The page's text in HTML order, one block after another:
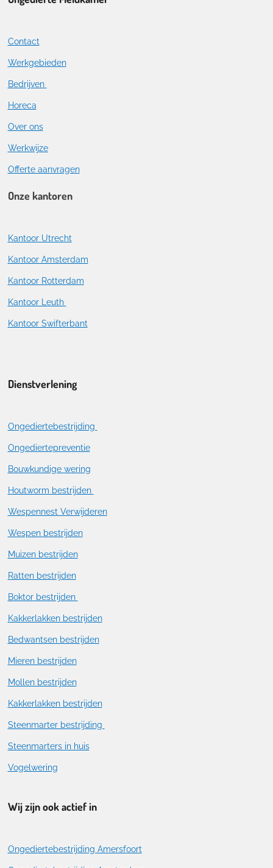
Contact
Werkgebieden
Bedrijven
Horeca
Over ons
Werkwijze
Offerte aanvragen
Onze kantoren
Kantoor Utrecht
Kantoor Amsterdam
Kantoor Rotterdam
Kantoor Leuth
Kantoor Swifterbant
Dienstverlening
Ongediertebestrijding
Ongediertepreventie
Bouwkundige wering
Houtworm bestrijden
Wespennest Verwijderen
Wespen bestrijden
Muizen bestrijden
Ratten bestrijden
Boktor bestrijden
Kakkerlakken bestrijden
Bedwantsen bestrijden
Mieren bestrijden
Mollen bestrijden
Kakkerlakken bestrijden
Steenmarter bestrijding
Steenmarters in huis
Vogelwering
Wij zijn ook actief in
Ongediertebestrijding Amersfoort